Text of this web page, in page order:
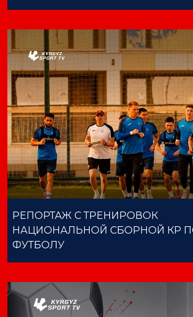
РЕПОРТАЖ С ТРЕНИРОВОК
НАЦИОНАЛЬНОЙ СБОРНОЙ КР
ФУТБОЛУ